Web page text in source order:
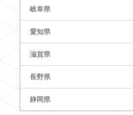
岐阜県
愛知県
滋賀県
長野県
静岡県